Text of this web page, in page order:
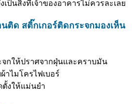
ป็นสิ่งที่เจ้าของอาคารไม่ควรละเลย
นติด สติ๊กเกอร์ติดกระจกมองเห็น
กให้ปราศจากฝุ่นและคราบมัน
าไมโครไฟเบอร์
งให้แม่นยำ